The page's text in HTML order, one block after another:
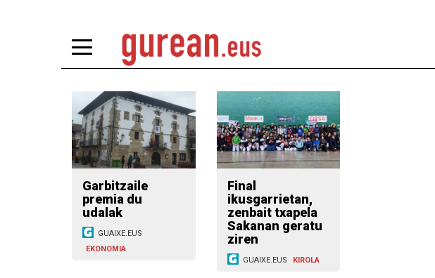
Garbitzaile
premia du
udalak
GUAIXE.EUS
EKONOMIA
Final
ikusgarrietan,
zenbait txapela
Sakanan geratu
ziren
GUAIXE.EUS KIROLA